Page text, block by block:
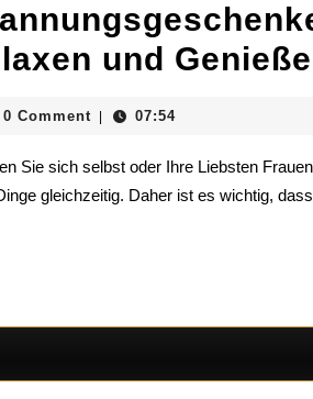
und
0 Comment 07:54
Sie sich selbst oder Ihre Liebsten
gleichzeitig. Daher ist es wichtig,